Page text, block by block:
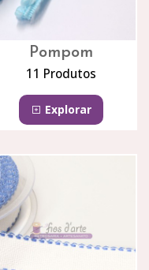
Pompom
11 Produtos
Explorar